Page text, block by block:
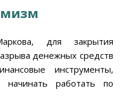
для закрытия
денежных средств
инструменты,
начинать работать по